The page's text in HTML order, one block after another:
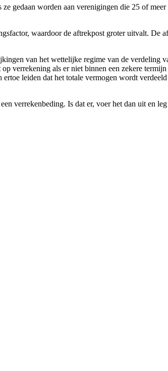
gedaan worden aan verenigingen die 25 of
waardoor de aftrekpost groter uitvalt. De
van het wettelijke regime van de verdeling
verrekening als er niet binnen een zekere
leiden dat het totale vermogen wordt
verrekenbeding. Is dat er, voer het dan uit en